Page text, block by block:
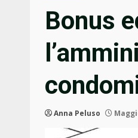
Bonus
Anna Peluso